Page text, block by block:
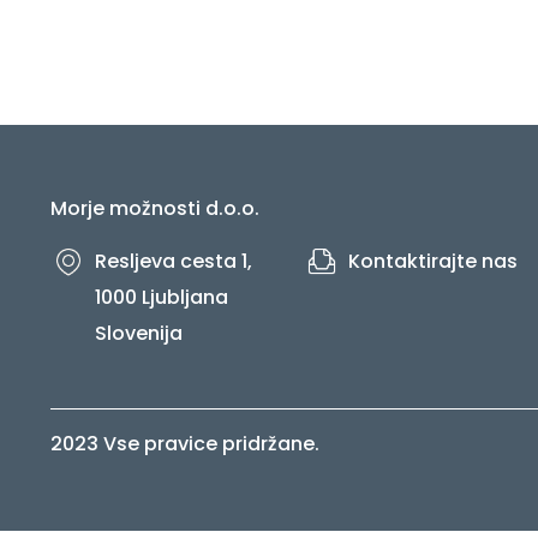
Morje možnosti d.o.o.
Resljeva cesta 1,
1000 Ljubljana
Slovenija
Kontaktirajte nas
2023 Vse pravice pridržane.